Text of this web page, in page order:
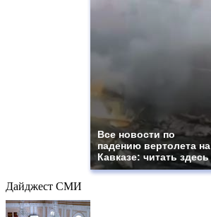
Все новости по
падению вертолета на
Кавказе: читать здесь
Дайджест СМИ